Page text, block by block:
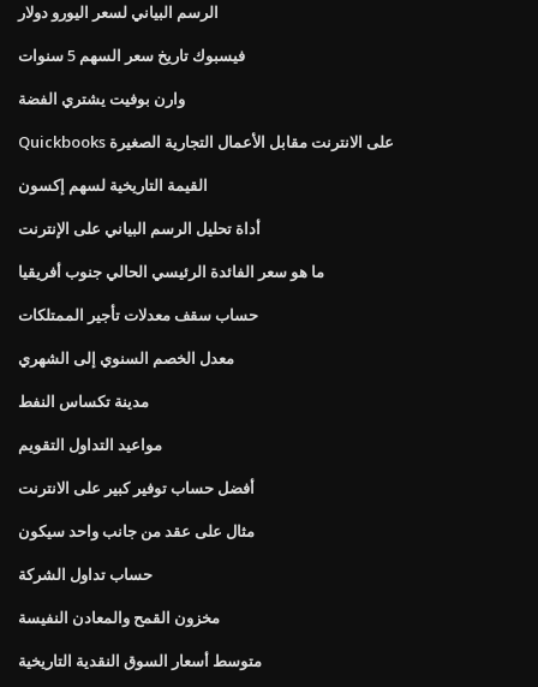
الرسم البياني لسعر اليورو دولار
فيسبوك تاريخ سعر السهم 5 سنوات
وارن بوفيت يشتري الفضة
Quickbooks على الانترنت مقابل الأعمال التجارية الصغيرة
القيمة التاريخية لسهم إكسون
أداة تحليل الرسم البياني على الإنترنت
ما هو سعر الفائدة الرئيسي الحالي جنوب أفريقيا
حساب سقف معدلات تأجير الممتلكات
معدل الخصم السنوي إلى الشهري
مدينة تكساس النفط
مواعيد التداول التقويم
أفضل حساب توفير كبير على الانترنت
مثال على عقد من جانب واحد سيكون
حساب تداول الشركة
مخزون القمح والمعادن النفيسة
متوسط ​​أسعار السوق النقدية التاريخية